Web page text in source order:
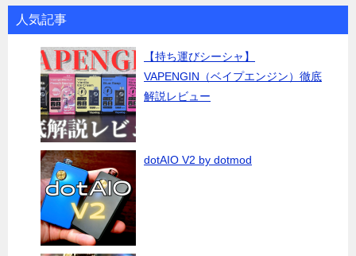
人気記事
【持ち運びシーシャ】
VAPENGIN（ベイプエンジン）徹底
解説レビュー
dotAIO V2 by dotmod